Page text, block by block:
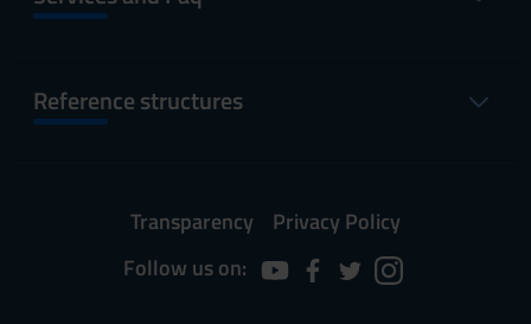
Reference structures
Transparency
Privacy Policy
Follow us on: